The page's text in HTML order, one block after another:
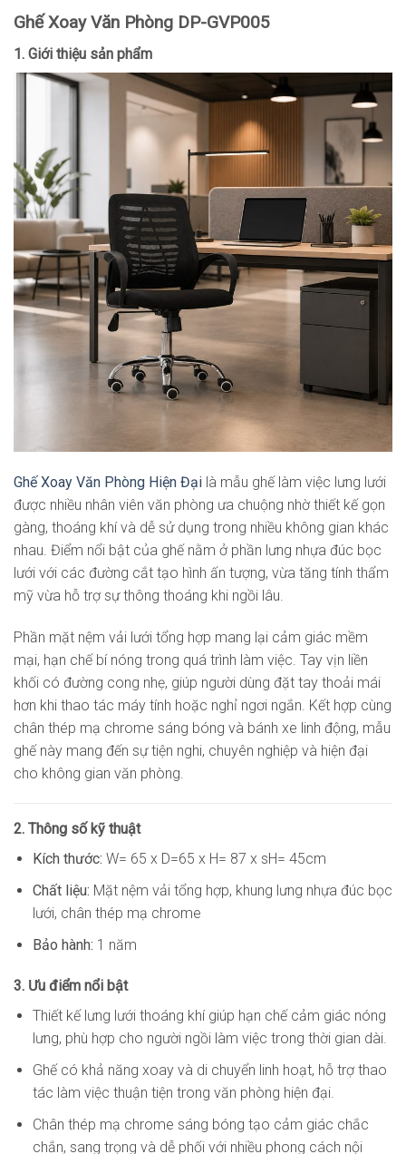
Ghế Xoay Văn Phòng DP-GVP005
1. Giới thiệu sản phẩm
Ghế Xoay Văn Phòng Hiện Đại là mẫu ghế làm việc lưng lưới
được nhiều nhân viên văn phòng ưa chuộng nhờ thiết kế gọn
gàng, thoáng khí và dễ sử dụng trong nhiều không gian khác
nhau. Điểm nổi bật của ghế nằm ở phần lưng nhựa đúc bọc
lưới với các đường cắt tạo hình ấn tượng, vừa tăng tính thẩm
mỹ vừa hỗ trợ sự thông thoáng khi ngồi lâu.
Phần mặt nệm vải lưới tổng hợp mang lại cảm giác mềm
mại, hạn chế bí nóng trong quá trình làm việc. Tay vịn liền
khối có đường cong nhẹ, giúp người dùng đặt tay thoải mái
hơn khi thao tác máy tính hoặc nghỉ ngơi ngắn. Kết hợp cùng
chân thép mạ chrome sáng bóng và bánh xe linh động, mẫu
ghế này mang đến sự tiện nghi, chuyên nghiệp và hiện đại
cho không gian văn phòng.
2. Thông số kỹ thuật
Kích thước: W= 65 x D=65 x H= 87 x sH= 45cm
Chất liệu: Mặt nệm vải tổng hợp, khung lưng nhựa đúc bọc
lưới, chân thép mạ chrome
Bảo hành: 1 năm
3. Ưu điểm nổi bật
Thiết kế lưng lưới thoáng khí giúp hạn chế cảm giác nóng
lưng, phù hợp cho người ngồi làm việc trong thời gian dài.
Ghế có khả năng xoay và di chuyển linh hoạt, hỗ trợ thao
tác làm việc thuận tiện trong văn phòng hiện đại.
Chân thép mạ chrome sáng bóng tạo cảm giác chắc
chắn, sang trọng và dễ phối với nhiều phong cách nội